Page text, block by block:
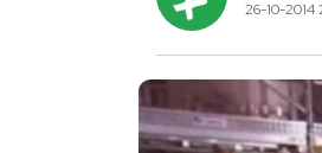
26-10-2014